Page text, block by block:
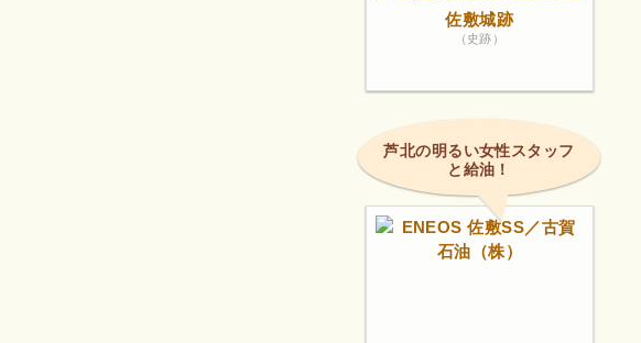
佐敷城跡
（史跡）
芦北の明るい女性スタッフ
と給油！